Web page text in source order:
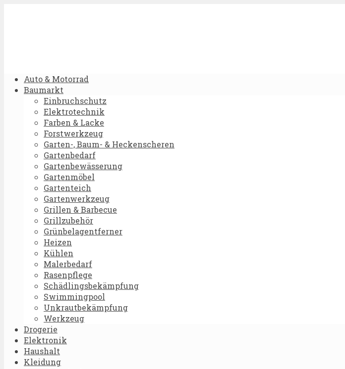
Auto & Motorrad
Baumarkt
Einbruchschutz
Elektrotechnik
Farben & Lacke
Forstwerkzeug
Garten-, Baum- & Heckenscheren
Gartenbedarf
Gartenbewässerung
Gartenmöbel
Gartenteich
Gartenwerkzeug
Grillen & Barbecue
Grillzubehör
Grünbelagentferner
Heizen
Kühlen
Malerbedarf
Rasenpflege
Schädlingsbekämpfung
Swimmingpool
Unkrautbekämpfung
Werkzeug
Drogerie
Elektronik
Haushalt
Kleidung